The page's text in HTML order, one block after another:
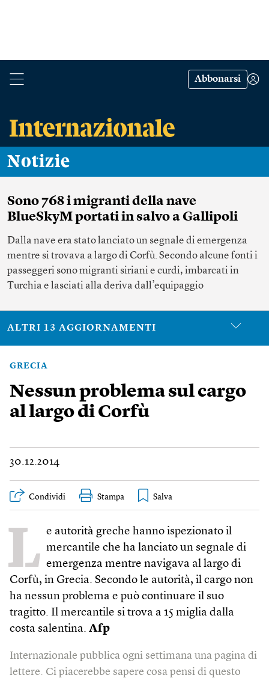
Abbonarsi
Notizie
Sono 768 i migranti della nave
BlueSkyM portati in salvo a Gallipoli
Dalla nave era stato lanciato un segnale di emergenza
mentre si trovava a largo di Corfù. Secondo alcune fonti i
passeggeri sono migranti siriani e curdi, imbarcati in
Turchia e lasciati alla deriva dall’equipaggio
ALTRI 13 AGGIORNAMENTI
GRECIA
Nessun problema sul cargo
al largo di Corfù
30.12.2014
Condividi Stampa
L e autorità greche hanno ispezionato il
mercantile che ha lanciato un segnale di
emergenza mentre navigava al largo di
Corfù, in Grecia. Secondo le autorità, il cargo non
ha nessun problema e può continuare il suo
tragitto. Il mercantile si trova a 15 miglia dalla
costa salentina. Afp
Internazionale pubblica ogni settimana una pagina di
lettere. Ci piacerebbe sapere cosa pensi di questo